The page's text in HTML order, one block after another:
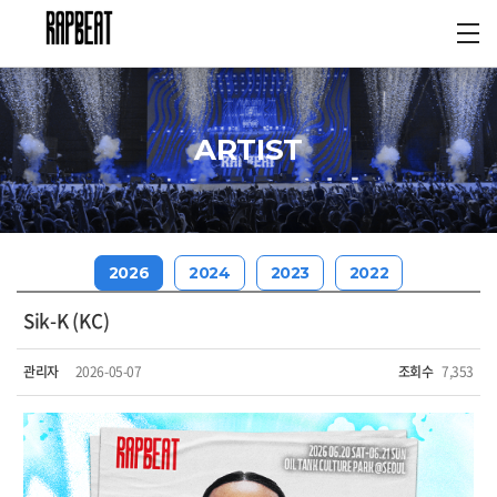
ARTIST
2026 2024 2023 2022
Sik-K (KC)
관리자 2026-05-07 조회수 7,353